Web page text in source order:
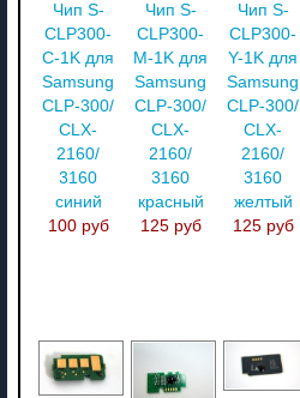
Чип S-
CLP300-
C-1K для
Samsung
CLP-300/
CLX-
2160/
3160
синий
100 руб
Чип S-
CLP300-
M-1K для
Samsung
CLP-300/
CLX-
2160/
3160
красный
125 руб
Чип S-
CLP300-
Y-1K для
Samsung
CLP-300/
CLX-
2160/
3160
желтый
125 руб